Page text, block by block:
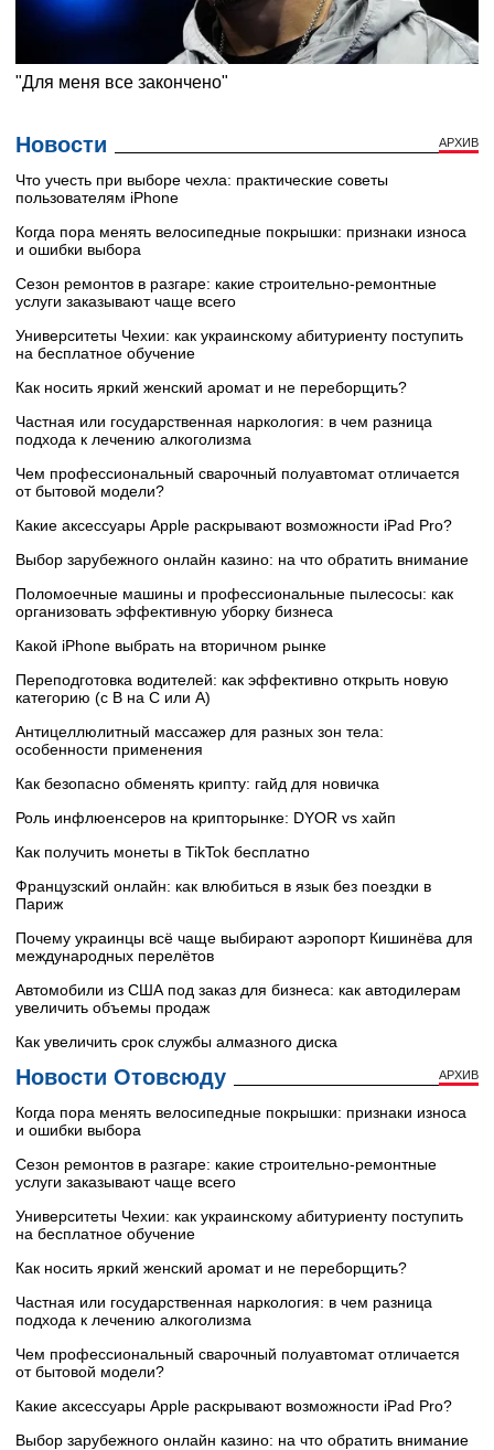
Новости АРХИВ
Что учесть при выборе чехла: практические советы
пользователям iPhone
Когда пора менять велосипедные покрышки: признаки износа
и ошибки выбора
Сезон ремонтов в разгаре: какие строительно-ремонтные
услуги заказывают чаще всего
Университеты Чехии: как украинскому абитуриенту поступить
на бесплатное обучение
Как носить яркий женский аромат и не переборщить?
Частная или государственная наркология: в чем разница
подхода к лечению алкоголизма
Чем профессиональный сварочный полуавтомат отличается
от бытовой модели?
Какие аксессуары Apple раскрывают возможности iPad Pro?
Выбор зарубежного онлайн казино: на что обратить внимание
Поломоечные машины и профессиональные пылесосы: как
организовать эффективную уборку бизнеса
Какой iPhone выбрать на вторичном рынке
Переподготовка водителей: как эффективно открыть новую
категорию (с B на C или А)
Антицеллюлитный массажер для разных зон тела:
особенности применения
Как безопасно обменять крипту: гайд для новичка
Роль инфлюенсеров на крипторынке: DYOR vs хайп
Как получить монеты в TikTok бесплатно
Французский онлайн: как влюбиться в язык без поездки в
Париж
Почему украинцы всё чаще выбирают аэропорт Кишинёва для
международных перелётов
Автомобили из США под заказ для бизнеса: как автодилерам
увеличить объемы продаж
Как увеличить срок службы алмазного диска
Новости Отовсюду АРХИВ
Когда пора менять велосипедные покрышки: признаки износа
и ошибки выбора
Сезон ремонтов в разгаре: какие строительно-ремонтные
услуги заказывают чаще всего
Университеты Чехии: как украинскому абитуриенту поступить
на бесплатное обучение
Как носить яркий женский аромат и не переборщить?
Частная или государственная наркология: в чем разница
подхода к лечению алкоголизма
Чем профессиональный сварочный полуавтомат отличается
от бытовой модели?
Какие аксессуары Apple раскрывают возможности iPad Pro?
Выбор зарубежного онлайн казино: на что обратить внимание